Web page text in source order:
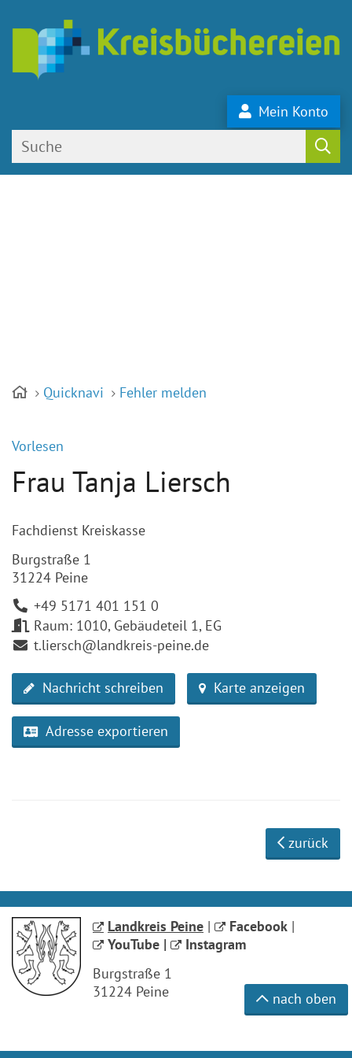
Mein Konto
Quicknavi Fehler melden
Vorlesen
Frau Tanja Liersch
Fachdienst Kreiskasse
Burgstraße 1
31224 Peine
+49 5171 401 151 0
Raum: 1010, Gebäudeteil 1, EG
t.liersch@landkreis-peine.de
Nachricht schreiben Karte anzeigen
Adresse exportieren
nach oben
zurück
Landkreis Peine | Facebook |
YouTube |
Instagram
Burgstraße 1
31224 Peine
Barrierefreiheit